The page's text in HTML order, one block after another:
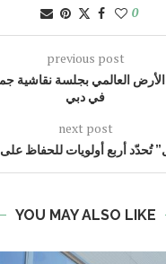
0
previous post
العالمي بجلسة نقاشية
في دبي
next post
أربع أولويات للحفاظ على
YOU MAY ALSO LIKE